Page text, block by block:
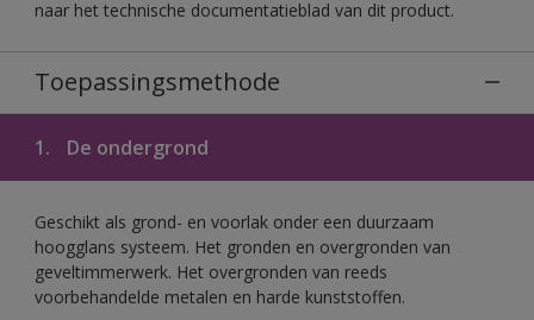
naar het technische documentatieblad van dit product.
Toepassingsmethode
1. De ondergrond
Geschikt als grond- en voorlak onder een duurzaam
hoogglans systeem. Het gronden en overgronden van
geveltimmerwerk. Het overgronden van reeds
voorbehandelde metalen en harde kunststoffen.